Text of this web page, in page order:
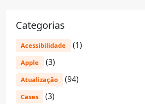
Categorias
Acessibilidade (1)
Apple (3)
Atualização (94)
Cases (3)